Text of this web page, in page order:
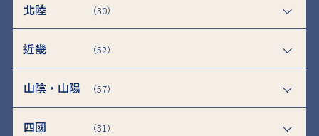
北陸 （30）
近畿 （52）
山陰・山陽 （57）
四國 （31）